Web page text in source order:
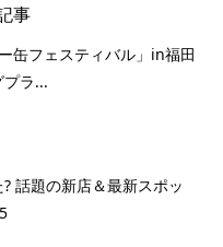
事
缶フェスティバル」in福田
プラ...
話題の新店＆最新スポッ